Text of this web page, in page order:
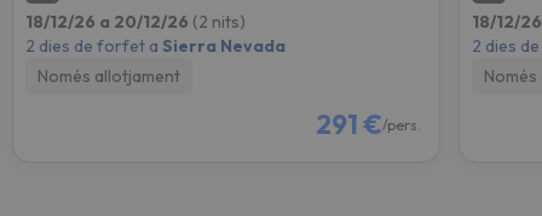
18/12/26 a 20/12/26 (2 nits)
2 dies de forfet a Sierra Nevada
Només allotjament
291 €/pers.
18/12/
2 dies